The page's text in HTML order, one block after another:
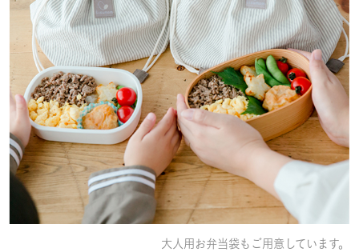
大人用お弁当袋もご用意しています。